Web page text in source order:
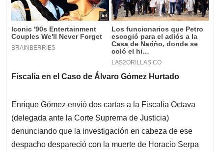
Fiscalía en el Caso de Álvaro Gómez Hurtado
Enrique Gómez envió dos cartas a la Fiscalía Octava
(delegada ante la Corte Suprema de Justicia)
denunciando que la investigación en cabeza de ese
despacho despareció con la muerte de Horacio Serpa